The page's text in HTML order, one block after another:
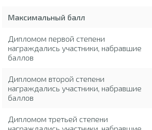
Максимальный балл
Дипломом первой степени
награждались участники, набравшие
баллов
Дипломом второй степени
награждались участники, набравшие
баллов
Дипломом третьей степени